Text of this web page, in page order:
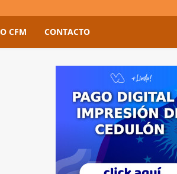
CFM CONTACTO